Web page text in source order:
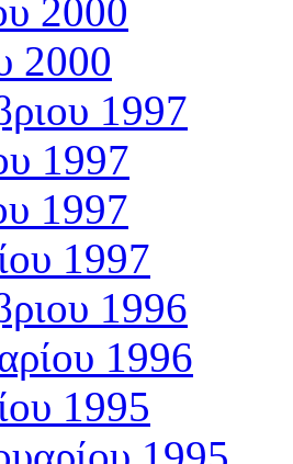
2000
2000
1997
1997
1997
1997
1996
1996
1995